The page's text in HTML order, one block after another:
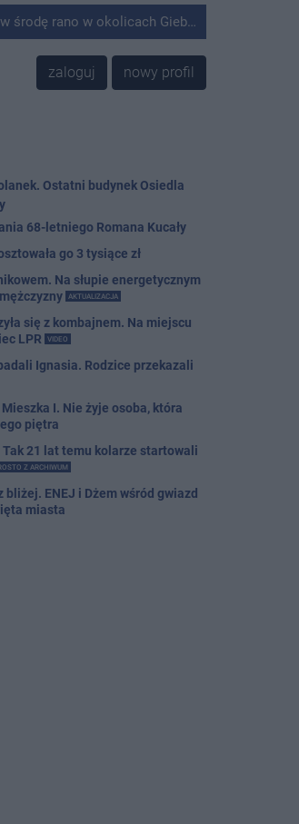
Wówczas na słupie energetycznym odnaleziono ciało mężczyzny.
zaloguj nowy profil
Ostatni budynek Osiedla
68-letniego Romana Kucały
go 3 tysiące zł
Na słupie energetycznym
AKTUALIZACJA
się z kombajnem. Na miejscu
LPR
VIDEO
Ignasia. Rodzice przekazali
I. Nie żyje osoba, która
piętra
Tak 21 lat temu kolarze startowali
Z ARCHIWUM
bliżej. ENEJ i Dżem wśród gwiazd
miasta